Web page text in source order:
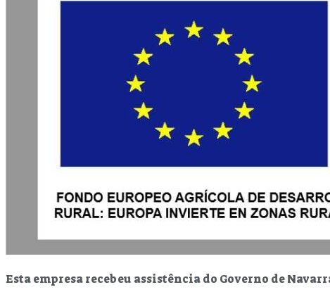
Esta empresa recebeu assistência do Governo de